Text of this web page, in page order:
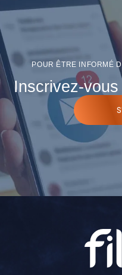
POUR ÊTRE INFORMÉ
Inscrivez-